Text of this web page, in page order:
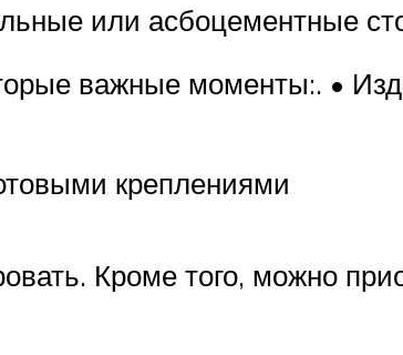
или асбоцементные
важные моменты:. •
креплениями
Кроме того, можно